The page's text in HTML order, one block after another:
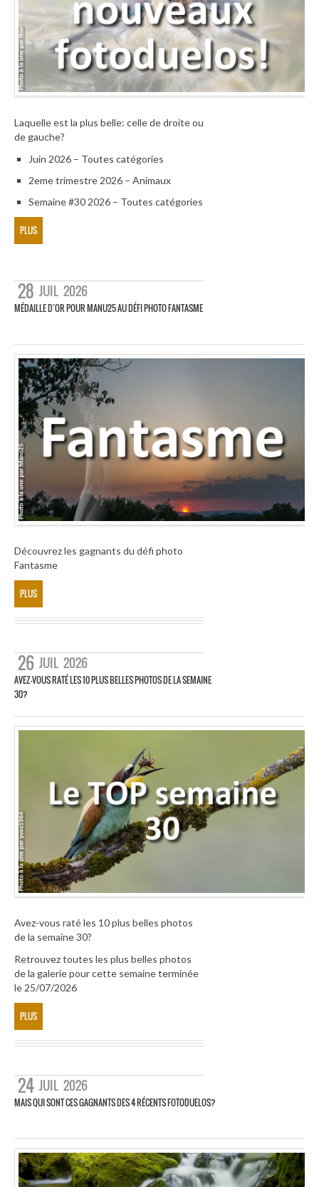
Laquelle est la plus belle: celle de droite ou
de gauche?
Juin 2026 – Toutes catégories
2eme trimestre 2026 – Animaux
Semaine #30 2026 – Toutes catégories
PLUS
28 JUIL 2026
MÉDAILLE D’OR POUR MANU25 AU DÉFI PHOTO FANTASME
Découvrez les gagnants du défi photo
Fantasme
PLUS
26 JUIL 2026
AVEZ-VOUS RATÉ LES 10 PLUS BELLES PHOTOS DE LA SEMAINE
30?
Avez-vous raté les 10 plus belles photos
de la semaine 30?
Retrouvez toutes les plus belles photos
de la galerie pour cette semaine terminée
le 25/07/2026
PLUS
24 JUIL 2026
MAIS QUI SONT CES GAGNANTS DES 4 RÉCENTS FOTODUELOS?